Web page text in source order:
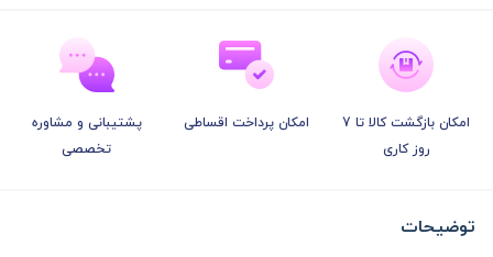
امکان بازگشت کالا تا 7
روز کاری
امکان پرداخت اقساطی
پشتیبانی و مشاوره
تخصصی
توضیحات